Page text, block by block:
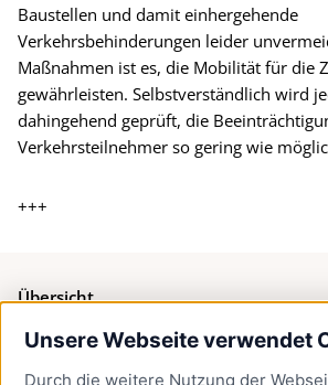
Unsere Webseite verwendet
Durch die weitere Nutzung der
Baustellen und damit einhergehende
Verkehrsbehinderungen leider
Maßnahmen ist es, die Mobilität für die
gewährleisten. Selbstverständlich wird
dahingehend geprüft, die
Verkehrsteilnehmer so gering wie
+++
Übersicht
Bürgerservice
Presse